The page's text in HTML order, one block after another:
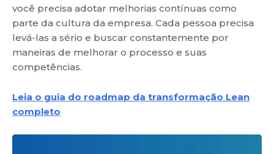
você precisa adotar melhorias contínuas como
parte da cultura da empresa. Cada pessoa precisa
levá-las a sério e buscar constantemente por
maneiras de melhorar o processo e suas
competências.
Leia o guia do roadmap da transformação Lean
completo